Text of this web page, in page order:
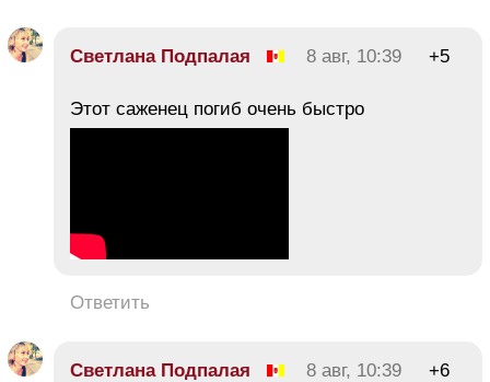
Светлана Подпалая 8 авг, 10:39 +5
Этот саженец погиб очень быстро
Ответить
Светлана Подпалая 8 авг, 10:39 +6